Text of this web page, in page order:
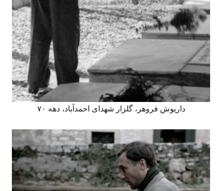
داریوش فروهر، گلزار شهدای احمدآباد، دهه ۷۰